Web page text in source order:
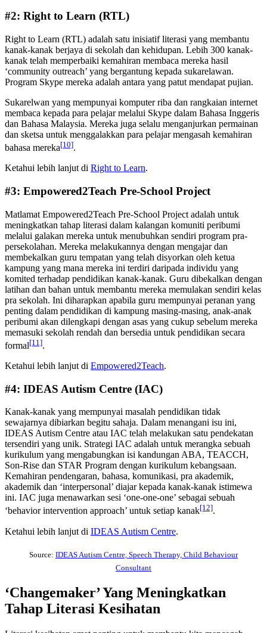
#2: Right to Learn (RTL)
Right to Learn (RTL) adalah satu inisiatif literasi yang membantu
kanak-kanak berjaya di sekolah dan kehidupan. Lebih 300 kanak-
kanak telah memperbaiki kemahiran membaca mereka hasil
‘community outreach’ yang bergantung kepada sukarelawan.
Program Skype mereka adalah antara yang patut mendapat pujian.
Sukarelwan yang mempunyai komputer riba dan rangkaian internet
membaca kepada para pelajar melalui Skype dalam Bahasa Inggeris
dan Bahasa Malaysia. Mereka juga selalu menganjurkan permainan
dan sketsa untuk menggalakkan para pelajar mengasah kemahiran
bahasa mereka[10].
Ketahui lebih lanjut di Right to Learn.
#3: Empowered2Teach Pre-School Project
Matlamat Empowered2Teach Pre-School Project adalah untuk
meningkatkan tahap literasi dalam kalangan komuniti peribumi
melalui galakan mereka untuk menubuhkan sendiri program pra-
persekolahan. Mereka melakukannya dengan mengajar dan
membekalkan guru tempatan yang telah disyorkan oleh ketua
kampung yang mana mereka ini terdiri daripada individu yang
komited terhadap pendidikan kanak-kanak. Guru dibekalkan dengan
latihan dan bahan untuk membantu mereka memulakan sendiri kelas
pra sekolah. Ini diharapkan apabila guru mempunyai peranan yang
penting dalam pendidikan di kampung masing-masing, anak-anak
peribumi akan dilengkapi dengan asas yang cukup sebelum mereka
memasuki sekolah rendah dan bersedia untuk pendidikan secara
formal[11].
Ketahui lebih lanjut di Empowered2Teach.
#4: IDEAS Autism Centre (IAC)
Kanak-kanak yang mempunyai masalah pendidikan tidak
sewajarnya dibiarkan begitu sahaja. Dalam menangani isu ini,
IDEAS Autism Centre atau IAC telah melakukan satu pendekatan
tersendiri yang unik. Strategi IAC adalah untuk merangka sebuah
kurikulum yang mengabungkan isi kandungan ABA, TEACCH,
Son-Rise dan STAR Program dengan kurikulum kebangsaan.
Kemahiran pendengaran, bahasa, komunikasi, pra akademik,
akademik dan ‘interpersonal’ diajar kepada kanak-kanak istimewa
ini. IAC juga menawarkan sesi ‘one-one-one’ sebagai sebuah
‘behavior intervention approach’ untuk setiap kanak[12].
Ketahui lebih lanjut di IDEAS Autism Centre.
Source: IDEAS Autism Centre, Speech Therapy, Child Behaviour
Consultant
‘Changemaker’ Yang Meningkatkan
Tahap Literasi Kesihatan